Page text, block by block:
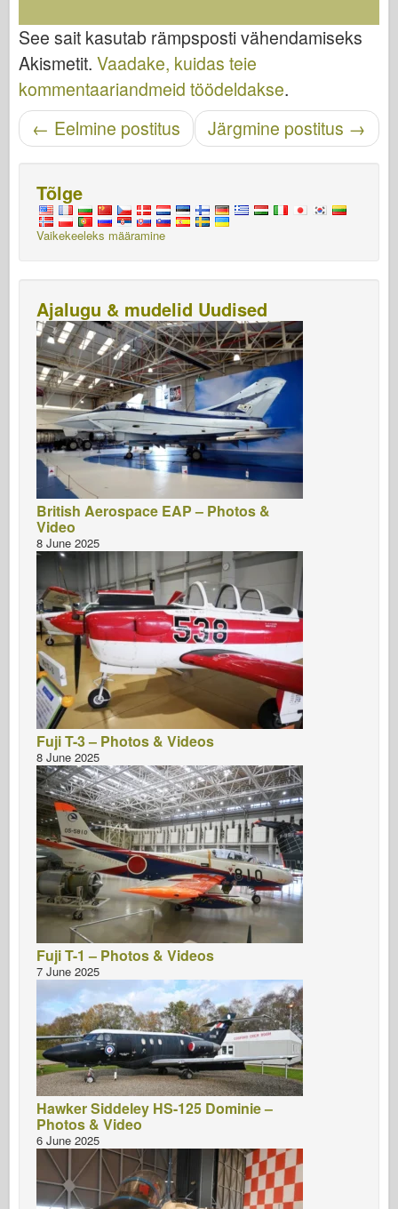
See sait kasutab rämpsposti vähendamiseks
Akismetit. Vaadake, kuidas teie
kommentaariandmeid töödeldakse.
Navigeerimise sisestamineJärgmine postitus →
← Eelmine postitus
Tõlge
Vaikekeeleks määramine
Ajalugu & mudelid Uudised
British Aerospace EAP – Photos &
Video
8 June 2025
Fuji T-3 – Photos & Videos
8 June 2025
Fuji T-1 – Photos & Videos
7 June 2025
Hawker Siddeley HS-125 Dominie –
Photos & Video
6 June 2025